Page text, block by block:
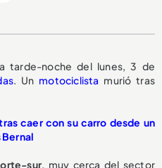
tarde-noche del lunes, 3 de
. Un motociclista murió tras
caer con su carro desde un
sur, muy cerca del sector